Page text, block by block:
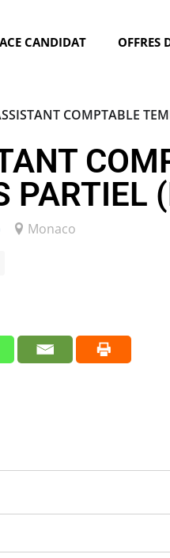
CANDIDAT OFFRES
COMPTABLE
PARTIEL
Monaco